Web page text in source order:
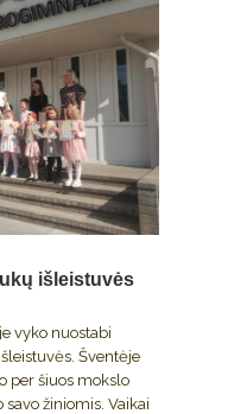
išleistuvės
vyko nuostabi
Šventėje
per šiuos mokslo
žiniomis. Vaikai